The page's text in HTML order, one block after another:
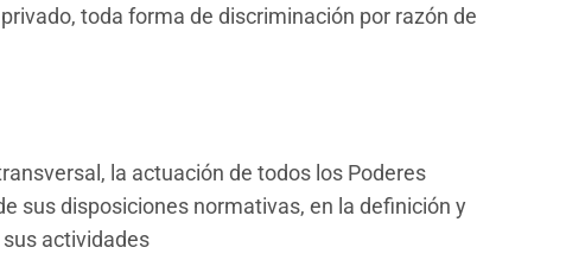
toda forma de discriminación por razón de
la actuación de todos los Poderes
sus disposiciones normativas, en la definición y
actividades